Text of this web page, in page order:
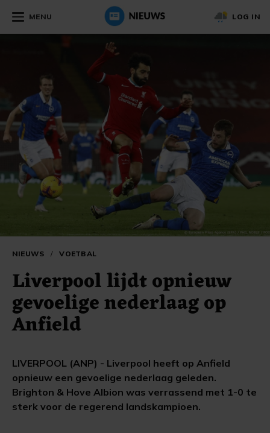
MENU LOG IN
NIEUWS / VOETBAL
Liverpool lijdt opnieuw
gevoelige nederlaag op
Anfield
LIVERPOOL (ANP) - Liverpool heeft op Anfield
opnieuw een gevoelige nederlaag geleden.
Brighton & Hove Albion was verrassend met 1-0 te
sterk voor de regerend landskampioen.